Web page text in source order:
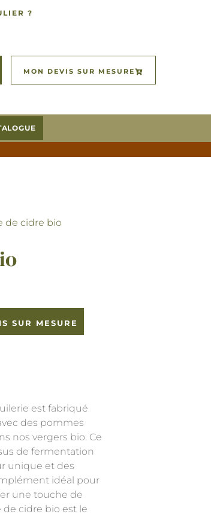
?
MON DEVIS SUR MESURE
de cidre bio
SUR MESURE
est fabriqué
des pommes
nos vergers bio. Ce
de fermentation
unique et des
idéal pour
une touche de
de cidre bio est le